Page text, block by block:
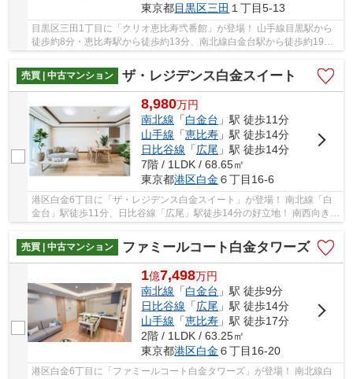
東京都目黒区三田 １丁目5-13
目黒区三田1丁目に「クリオ恵比寿弐番館」が登場！ 山手線目黒駅から
徒歩約8分・恵比寿駅から徒歩約13分、南北線白金台駅から徒歩約19
分。 2路線3駅利用可能な便利な立地です。 南東向...
売買 | 中古マンション
ザ・レジデンス白金スイート
8,980万円
南北線 「白金台 」駅 徒歩11分
山手線 「恵比寿 」駅 徒歩14分
日比谷線 「広尾 」駅 徒歩14分
7階 / 1LDK / 68.65㎡
東京都港区白金 ６丁目16-6
港区白金6丁目に「ザ・レジデンス白金スイート」が登場！ 南北線「白
金台」駅徒歩11分、日比谷線「広尾」駅徒歩14分の好立地！ 南西向きで
日当たり・通風・眺望良好！68.65㎡、1SLDKの...
売買 | 中古マンション
ファミールコート白金タワーズ
1億7,498万円
南北線 「白金台 」駅 徒歩9分
日比谷線 「広尾 」駅 徒歩14分
山手線 「恵比寿 」駅 徒歩17分
2階 / 1LDK / 63.25㎡
東京都港区白金 ６丁目16-20
港区白金6丁目に「ファミールコート白金タワーズ」が登場！ 南北線白